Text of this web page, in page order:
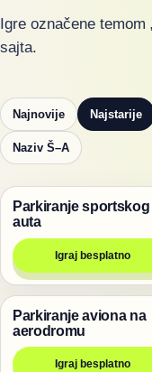
Igre označene temom
sajta.
Najnovije Najstarije
Naziv Š–A
Trke
Parkiranje sportskog
auta
Igraj besplatno
Trke
Parkiranje aviona na
aerodromu
Igraj besplatno